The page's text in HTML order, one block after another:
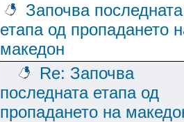
Започва последната
етапа од пропадането
македон
Re: Започва
последната етапа од
пропадането на